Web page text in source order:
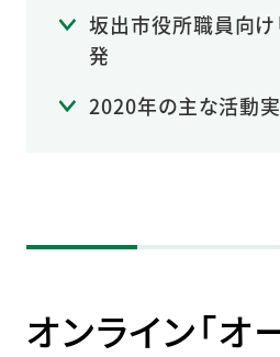
坂出市役所職員向け
発
2020年の主な活動
オンライン「オ